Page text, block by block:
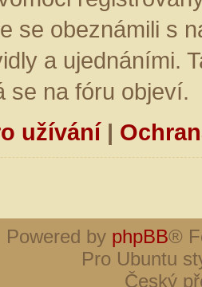
se obeznámili s
a ujednáními.
se na fóru objeví.
užívání|
Powered by phpBB®
Pro Ubuntu
Český